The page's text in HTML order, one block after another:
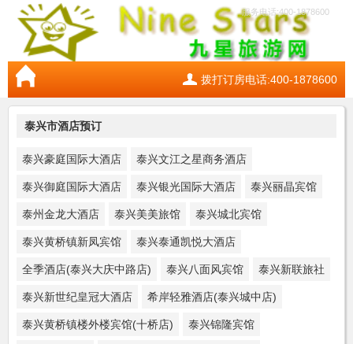
服务电话:400-1878600
拨打订房电话:400-1878600
泰兴市酒店预订
泰兴豪庭国际大酒店 泰兴文江之星商务酒店
泰兴御庭国际大酒店 泰兴银光国际大酒店 泰兴丽晶宾馆
泰州金龙大酒店 泰兴美美旅馆 泰兴城北宾馆
泰兴黄桥镇新凤宾馆 泰兴泰通凯悦大酒店
全季酒店(泰兴大庆中路店) 泰兴八面风宾馆 泰兴新联旅社
泰兴新世纪皇冠大酒店 希岸轻雅酒店(泰兴城中店)
泰兴黄桥镇楼外楼宾馆(十桥店) 泰兴锦隆宾馆